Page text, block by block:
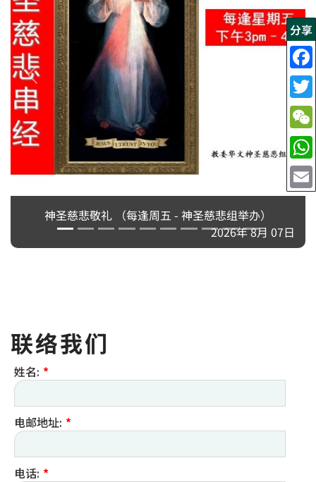
分享
神圣慈悲敬礼 （每逢周五 - 神圣慈悲组举办）
2026年 8月 07日
联络我们
姓名: *
电邮地址: *
电话: *